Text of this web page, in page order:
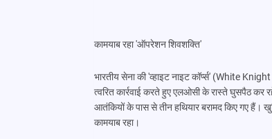
कामयाब रहा 'ऑपरेशन शिवशक्ति'
भारतीय सेना की 'व्हाइट नाइट कॉर्प्स' (White
त्वरित कार्रवाई करते हुए एलओसी के रास्ते घुसपैठ कर
आतंकियों के पास से तीन हथियार बरामद किए गए हैं।
कामयाब रहा।